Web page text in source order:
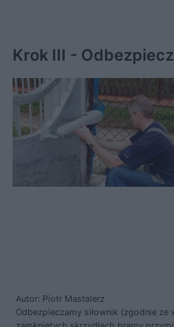
Krok III -
Autor: Piotr Mastalerz
Odbezpieczamy siłownik (zgodnie